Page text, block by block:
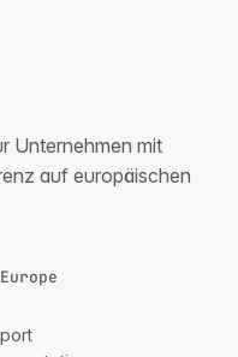
Unternehmen mit
auf europäischen